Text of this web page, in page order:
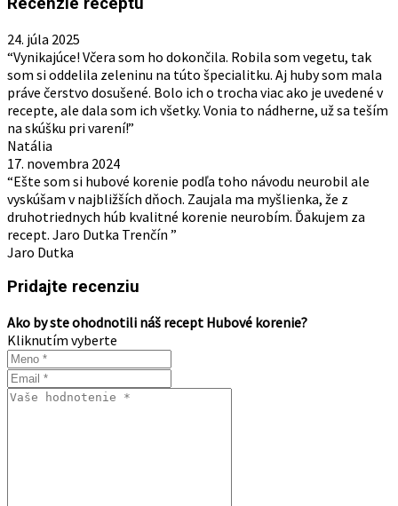
24. júla 2025
“Vynikajúce! Včera som ho dokončila. Robila som vegetu, tak
som si oddelila zeleninu na túto špecialitku. Aj huby som mala
práve čerstvo dosušené. Bolo ich o trocha viac ako je uvedené v
recepte, ale dala som ich všetky. Vonia to nádherne, už sa teším
na skúšku pri varení!”
Natália
17. novembra 2024
“Ešte som si hubové korenie podľa toho návodu neurobil ale
vyskúšam v najbližších dňoch. Zaujala ma myšlienka, že z
druhotriednych húb kvalitné korenie neurobím. Ďakujem za
recept. Jaro Dutka Trenčín ”
Jaro Dutka
Pridajte recenziu
Ako by ste ohodnotili náš recept Hubové korenie?
Kliknutím vyberte